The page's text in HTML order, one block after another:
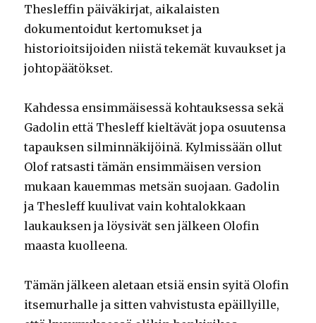
Thesleffin päiväkirjat, aikalaisten
dokumentoidut kertomukset ja
historioitsijoiden niistä tekemät kuvaukset ja
johtopäätökset.
Kahdessa ensimmäisessä kohtauksessa sekä
Gadolin että Thesleff kieltävät jopa osuutensa
tapauksen silminnäkijöinä. Kylmissään ollut
Olof ratsasti tämän ensimmäisen version
mukaan kauemmas metsän suojaan. Gadolin
ja Thesleff kuulivat vain kohtalokkaan
laukauksen ja löysivät sen jälkeen Olofin
maasta kuolleena.
Tämän jälkeen aletaan etsiä ensin syitä Olofin
itsemurhalle ja sitten vahvistusta epäillyille,